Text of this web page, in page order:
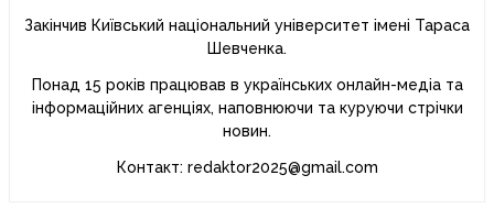
Закінчив Київський національний університет імені Тараса
Шевченка.
Понад 15 років працював в українських онлайн-медіа та
інформаційних агенціях, наповнюючи та куруючи стрічки
новин.
Контакт: redaktor2025@gmail.com